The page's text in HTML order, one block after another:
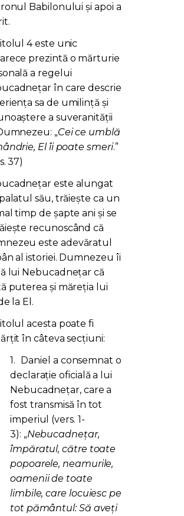
Babilonului și apoi a
4 este unic
prezintă o mărturie
a regelui
în care descrie
sa de umilință și
a suveranității
„Cei ce umblă
El îi poate smeri.”
37)
este alungat
său, trăiește ca un
timp de șapte ani și se
recunoscând că
este adevăratul
al istoriei. Dumnezeu îi
lui Nebucadnețar că
puterea și măreția lui
la El.
acesta poate fi
în câteva secțiuni:
1. Daniel a consemnat o
declarație oficială a lui
Nebucadnețar, care a
fost transmisă în tot
imperiul (vers. 1-
3): „Nebucadneţar,
împăratul, către toate
popoarele, neamurile,
oamenii de toate
limbile, care locuiesc pe
tot pământul: Să aveţi